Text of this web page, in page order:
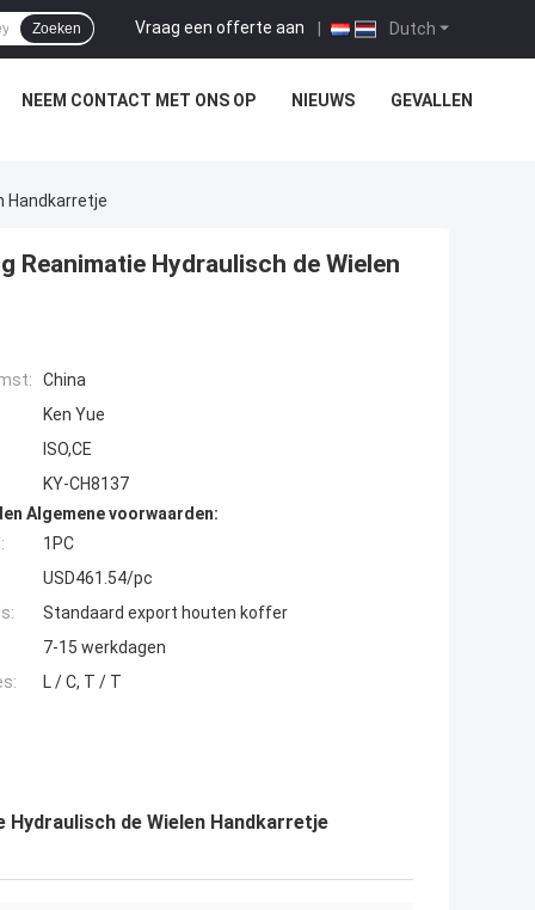
Dutch
Vraag een offerte aan |
Zoeken
NEEM CONTACT MET ONS OP NIEUWS GEVALLEN
Handkarretje
Reanimatie Hydraulisch de Wielen
China
Ken Yue
ISO,CE
KY-CH8137
Algemene voorwaarden:
1PC
USD461.54/pc
Standaard export houten koffer
7-15 werkdagen
L / C, T / T
Hydraulisch de Wielen Handkarretje